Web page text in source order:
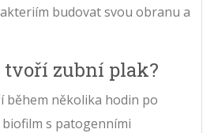
budovat svou obranu a
tvoří zubní plak?
během několika hodin po
s patogenními